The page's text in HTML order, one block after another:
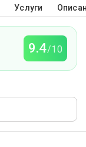
Услуги
9.4/10